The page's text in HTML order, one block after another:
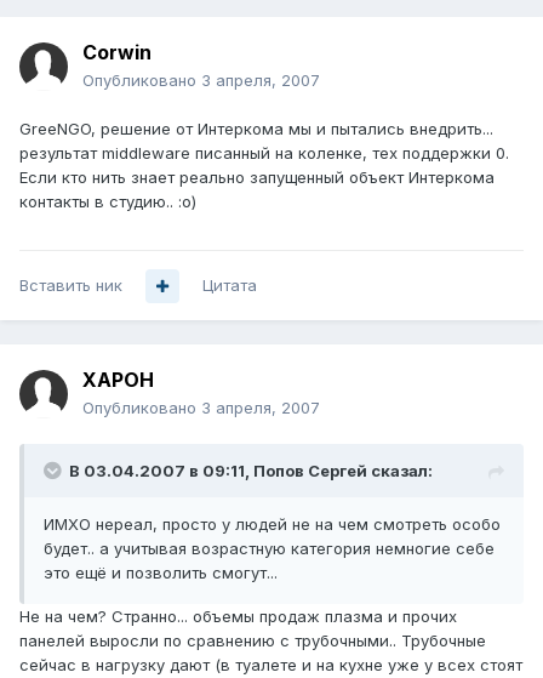
Corwin
Опубликовано 3 апреля, 2007
GreeNGO, решение от Интеркома мы и пытались внедрить...
результат middleware писанный на коленке, тех поддержки 0.
Если кто нить знает реально запущенный объект Интеркома
контакты в студию.. :о)
Вставить ник Цитата
XAPOH
Опубликовано 3 апреля, 2007
В 03.04.2007 в 09:11, Попов Сергей сказал:
ИМХО нереал, просто у людей не на чем смотреть особо
будет.. а учитывая возрастную категория немногие себе
это ещё и позволить смогут...
Не на чем? Странно... объемы продаж плазма и прочих
панелей выросли по сравнению с трубочными.. Трубочные
сейчас в нагрузку дают (в туалете и на кухне уже у всех стоят